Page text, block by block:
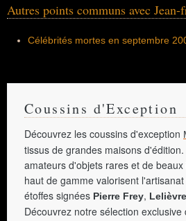
Autres points communs avec
Célébrités mortes en septembre
Coussins d'Exception
Découvrez les coussins d'exception
tissus de grandes maisons
amateurs d'objets rares et de
haut de gamme valorisent
étoffes signées Pierre Frey, Lelièvre
Découvrez notre sélection